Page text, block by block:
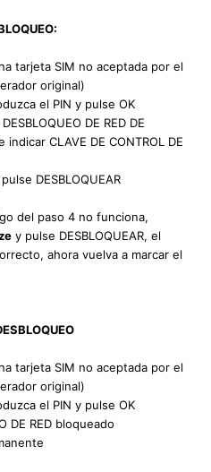
tarjeta SIM no aceptada por el
original)
el PIN y pulse OK
DE RED DE
CLAVE DE CONTROL DE
DESBLOQUEAR
del paso 4 no funciona,
y pulse DESBLOQUEAR, el
ahora vuelva a marcar el
tarjeta SIM no aceptada por el
original)
el PIN y pulse OK
DE RED bloqueado